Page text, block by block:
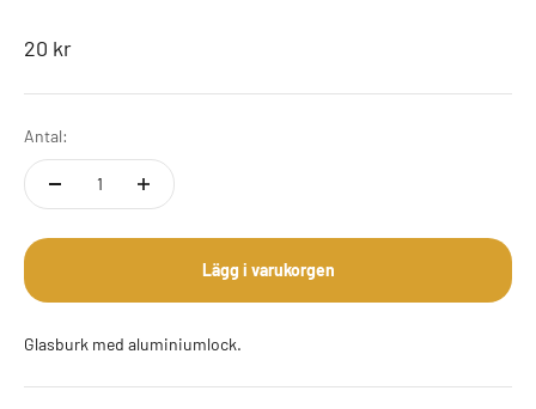
REA-pris
20 kr
Antal:
Lägg i varukorgen
Glasburk med aluminiumlock.